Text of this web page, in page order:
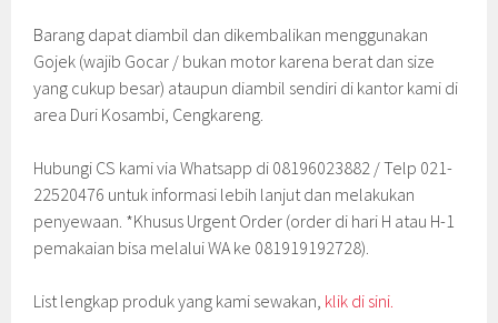
Barang dapat diambil dan dikembalikan menggunakan
Gojek (wajib Gocar / bukan motor karena berat dan size
yang cukup besar) ataupun diambil sendiri di kantor kami di
area Duri Kosambi, Cengkareng.
Hubungi CS kami via Whatsapp di 08196023882 / Telp 021-
22520476 untuk informasi lebih lanjut dan melakukan
penyewaan. *Khusus Urgent Order (order di hari H atau H-1
pemakaian bisa melalui WA ke 081919192728).
List lengkap produk yang kami sewakan, klik di sini.